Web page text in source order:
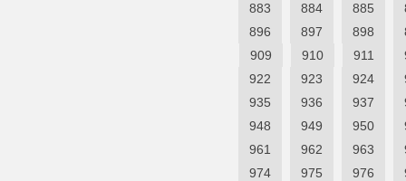
883
884 885
896
897 898
909
910 911
922
923 924
935
936 937
948
949 950
961
962 963
974
975 976